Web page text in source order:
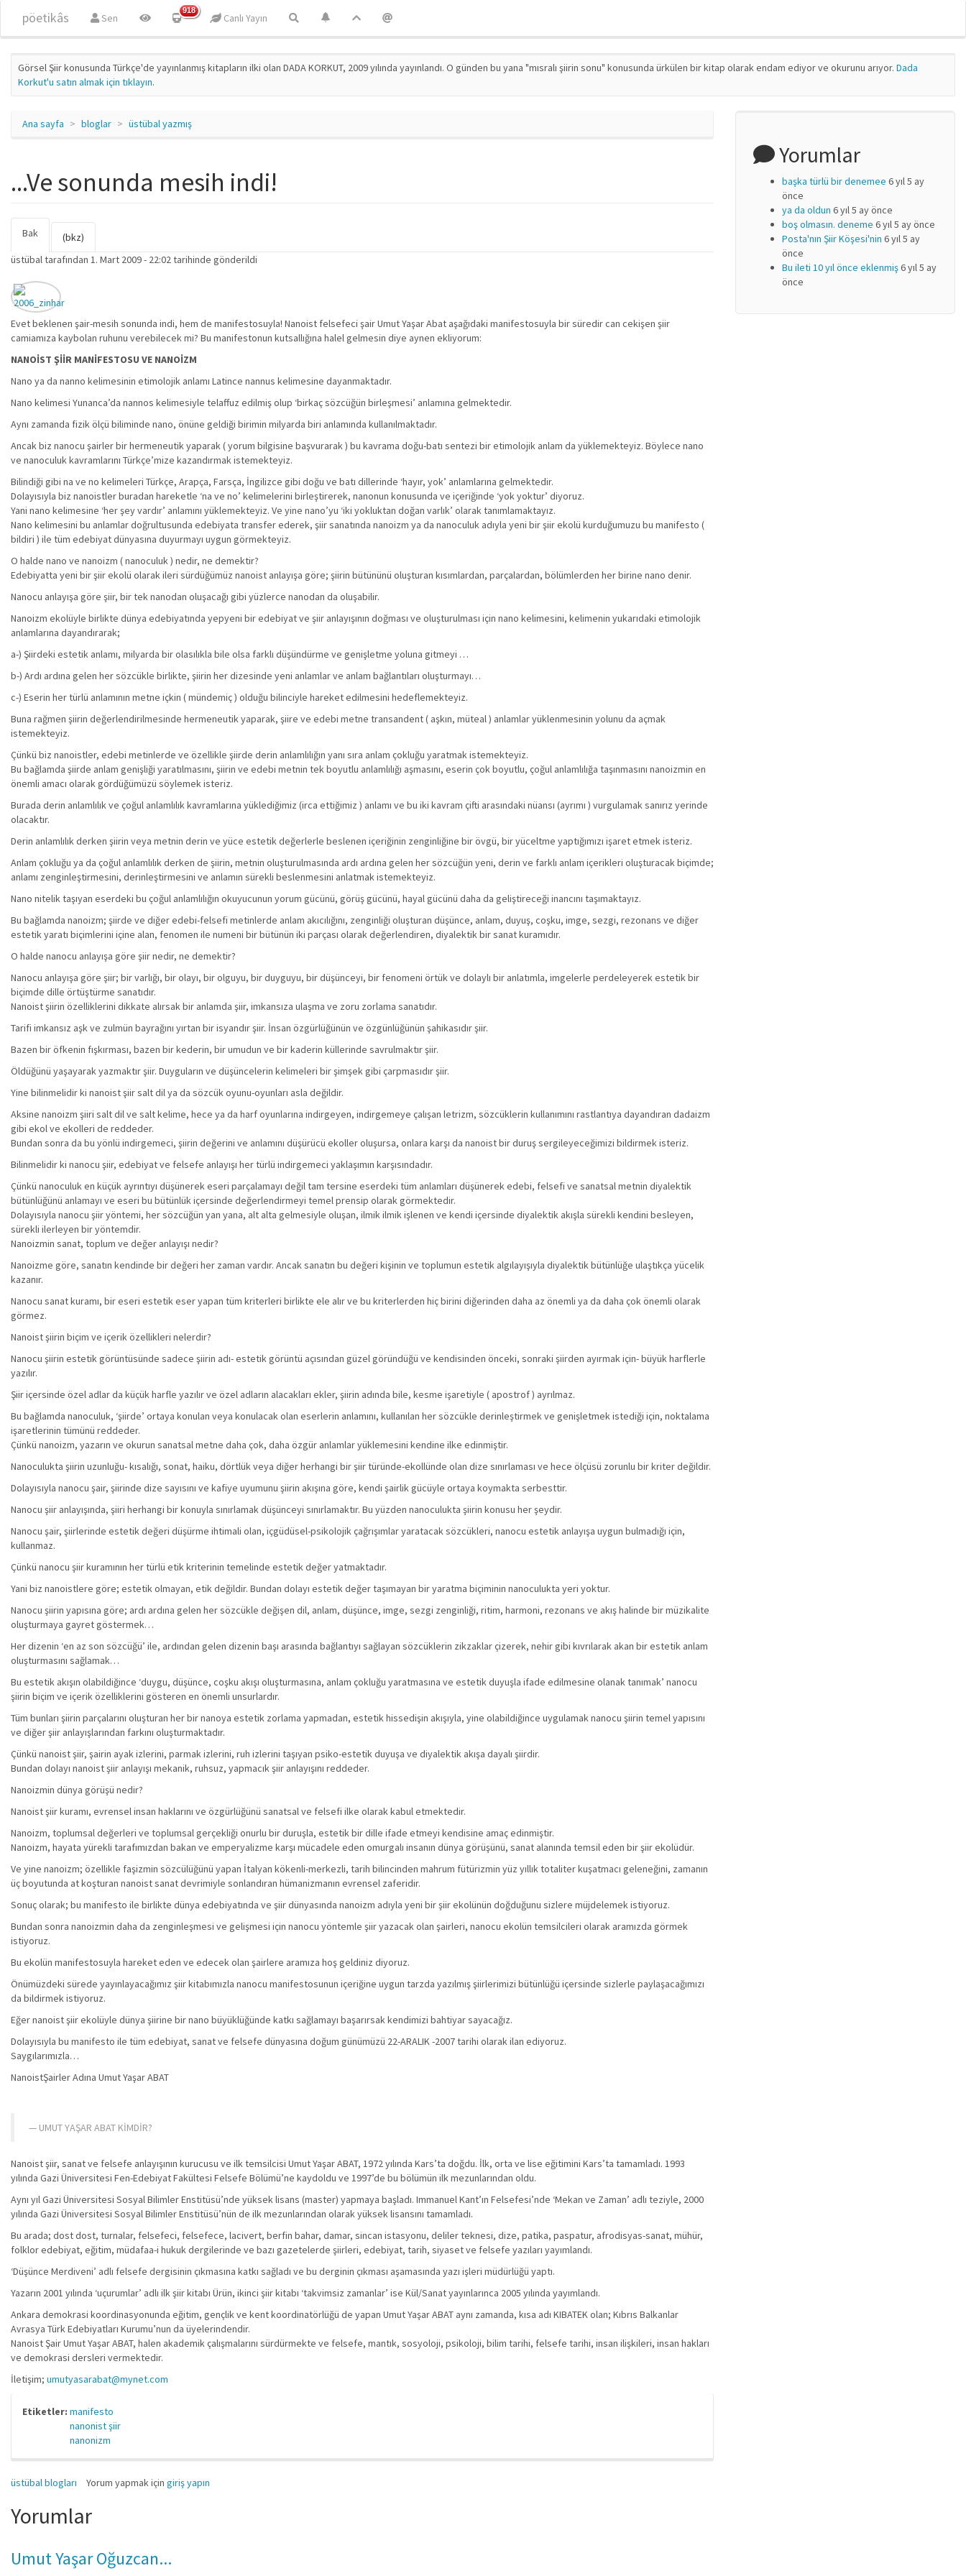
pöetikâs Sen
918
Canlı Yayın
Görsel Şiir konusunda Türkçe'de yayınlanmış kitapların ilki olan DADA KORKUT, 2009 yılında yayınlandı. O günden bu yana "mısralı şiirin sonu" konusunda ürkülen bir kitap olarak endam ediyor ve okurunu arıyor. Dada
Korkut'u satın almak için tıklayın.
Ana sayfa bloglar üstübal yazmış
...Ve sonunda mesih indi!
Birincil sekmeler
Bak
sekme)
(bkz)
üstübaltarafından 1. Mart 2009 - 22:02 tarihinde gönderildi
Evet beklenen şair-mesih sonunda indi, hem de manifestosuyla! Nanoist felsefeci şair Umut Yaşar Abat aşağıdaki manifestosuyla bir süredir can cekişen şiir
camiamıza kaybolan ruhunu verebilecek mi? Bu manifestonun kutsallığına halel gelmesin diye aynen ekliyorum:
NANOİST ŞİİR MANİFESTOSU VE NANOİZM
Nano ya da nanno kelimesinin etimolojik anlamı Latince nannus kelimesine dayanmaktadır.
Nano kelimesi Yunanca’da nannos kelimesiyle telaffuz edilmiş olup ‘birkaç sözcüğün birleşmesi’ anlamına gelmektedir.
Aynı zamanda fizik ölçü biliminde nano, önüne geldiği birimin milyarda biri anlamında kullanılmaktadır.
Ancak biz nanocu şairler bir hermeneutik yaparak ( yorum bilgisine başvurarak ) bu kavrama doğu-batı sentezi bir etimolojik anlam da yüklemekteyiz. Böylece nano
ve nanoculuk kavramlarını Türkçe’mize kazandırmak istemekteyiz.
Bilindiği gibi na ve no kelimeleri Türkçe, Arapça, Farsça, İngilizce gibi doğu ve batı dillerinde ‘hayır, yok’ anlamlarına gelmektedir.
Dolayısıyla biz nanoistler buradan hareketle ‘na ve no’ kelimelerini birleştirerek, nanonun konusunda ve içeriğinde ‘yok yoktur’ diyoruz.
Yani nano kelimesine ‘her şey vardır’ anlamını yüklemekteyiz. Ve yine nano’yu ‘iki yokluktan doğan varlık’ olarak tanımlamaktayız.
Nano kelimesini bu anlamlar doğrultusunda edebiyata transfer ederek, şiir sanatında nanoizm ya da nanoculuk adıyla yeni bir şiir ekolü kurduğumuzu bu manifesto (
bildiri ) ile tüm edebiyat dünyasına duyurmayı uygun görmekteyiz.
O halde nano ve nanoizm ( nanoculuk ) nedir, ne demektir?
Edebiyatta yeni bir şiir ekolü olarak ileri sürdüğümüz nanoist anlayışa göre; şiirin bütününü oluşturan kısımlardan, parçalardan, bölümlerden her birine nano denir.
Nanocu anlayışa göre şiir, bir tek nanodan oluşacağı gibi yüzlerce nanodan da oluşabilir.
Nanoizm ekolüyle birlikte dünya edebiyatında yepyeni bir edebiyat ve şiir anlayışının doğması ve oluşturulması için nano kelimesini, kelimenin yukarıdaki etimolojik
anlamlarına dayandırarak;
a-) Şiirdeki estetik anlamı, milyarda bir olasılıkla bile olsa farklı düşündürme ve genişletme yoluna gitmeyi …
b-) Ardı ardına gelen her sözcükle birlikte, şiirin her dizesinde yeni anlamlar ve anlam bağlantıları oluşturmayı…
c-) Eserin her türlü anlamının metne içkin ( mündemiç ) olduğu bilinciyle hareket edilmesini hedeflemekteyiz.
Buna rağmen şiirin değerlendirilmesinde hermeneutik yaparak, şiire ve edebi metne transandent ( aşkın, müteal ) anlamlar yüklenmesinin yolunu da açmak
istemekteyiz.
Çünkü biz nanoistler, edebi metinlerde ve özellikle şiirde derin anlamlılığın yanı sıra anlam çokluğu yaratmak istemekteyiz.
Bu bağlamda şiirde anlam genişliği yaratılmasını, şiirin ve edebi metnin tek boyutlu anlamlılığı aşmasını, eserin çok boyutlu, çoğul anlamlılığa taşınmasını nanoizmin en
önemli amacı olarak gördüğümüzü söylemek isteriz.
Burada derin anlamlılık ve çoğul anlamlılık kavramlarına yüklediğimiz (irca ettiğimiz ) anlamı ve bu iki kavram çifti arasındaki nüansı (ayrımı ) vurgulamak sanırız yerinde
olacaktır.
Derin anlamlılık derken şiirin veya metnin derin ve yüce estetik değerlerle beslenen içeriğinin zenginliğine bir övgü, bir yüceltme yaptığımızı işaret etmek isteriz.
Anlam çokluğu ya da çoğul anlamlılık derken de şiirin, metnin oluşturulmasında ardı ardına gelen her sözcüğün yeni, derin ve farklı anlam içerikleri oluşturacak biçimde;
anlamı zenginleştirmesini, derinleştirmesini ve anlamın sürekli beslenmesini anlatmak istemekteyiz.
Nano nitelik taşıyan eserdeki bu çoğul anlamlılığın okuyucunun yorum gücünü, görüş gücünü, hayal gücünü daha da geliştireceği inancını taşımaktayız.
Bu bağlamda nanoizm; şiirde ve diğer edebi-felsefi metinlerde anlam akıcılığını, zenginliği oluşturan düşünce, anlam, duyuş, coşku, imge, sezgi, rezonans ve diğer
estetik yaratı biçimlerini içine alan, fenomen ile numeni bir bütünün iki parçası olarak değerlendiren, diyalektik bir sanat kuramıdır.
O halde nanocu anlayışa göre şiir nedir, ne demektir?
Nanocu anlayışa göre şiir; bir varlığı, bir olayı, bir olguyu, bir duyguyu, bir düşünceyi, bir fenomeni örtük ve dolaylı bir anlatımla, imgelerle perdeleyerek estetik bir
biçimde dille örtüştürme sanatıdır.
Nanoist şiirin özelliklerini dikkate alırsak bir anlamda şiir, imkansıza ulaşma ve zoru zorlama sanatıdır.
Tarifi imkansız aşk ve zulmün bayrağını yırtan bir isyandır şiir. İnsan özgürlüğünün ve özgünlüğünün şahikasıdır şiir.
Bazen bir öfkenin fışkırması, bazen bir kederin, bir umudun ve bir kaderin küllerinde savrulmaktır şiir.
Öldüğünü yaşayarak yazmaktır şiir. Duyguların ve düşüncelerin kelimeleri bir şimşek gibi çarpmasıdır şiir.
Yine bilinmelidir ki nanoist şiir salt dil ya da sözcük oyunu-oyunları asla değildir.
Aksine nanoizm şiiri salt dil ve salt kelime, hece ya da harf oyunlarına indirgeyen, indirgemeye çalışan letrizm, sözcüklerin kullanımını rastlantıya dayandıran dadaizm
gibi ekol ve ekolleri de reddeder.
Bundan sonra da bu yönlü indirgemeci, şiirin değerini ve anlamını düşürücü ekoller oluşursa, onlara karşı da nanoist bir duruş sergileyeceğimizi bildirmek isteriz.
Bilinmelidir ki nanocu şiir, edebiyat ve felsefe anlayışı her türlü indirgemeci yaklaşımın karşısındadır.
Çünkü nanoculuk en küçük ayrıntıyı düşünerek eseri parçalamayı değil tam tersine eserdeki tüm anlamları düşünerek edebi, felsefi ve sanatsal metnin diyalektik
bütünlüğünü anlamayı ve eseri bu bütünlük içersinde değerlendirmeyi temel prensip olarak görmektedir.
Dolayısıyla nanocu şiir yöntemi, her sözcüğün yan yana, alt alta gelmesiyle oluşan, ilmik ilmik işlenen ve kendi içersinde diyalektik akışla sürekli kendini besleyen,
sürekli ilerleyen bir yöntemdir.
Nanoizmin sanat, toplum ve değer anlayışı nedir?
Nanoizme göre, sanatın kendinde bir değeri her zaman vardır. Ancak sanatın bu değeri kişinin ve toplumun estetik algılayışıyla diyalektik bütünlüğe ulaştıkça yücelik
kazanır.
Nanocu sanat kuramı, bir eseri estetik eser yapan tüm kriterleri birlikte ele alır ve bu kriterlerden hiç birini diğerinden daha az önemli ya da daha çok önemli olarak
görmez.
Nanoist şiirin biçim ve içerik özellikleri nelerdir?
Nanocu şiirin estetik görüntüsünde sadece şiirin adı- estetik görüntü açısından güzel göründüğü ve kendisinden önceki, sonraki şiirden ayırmak için- büyük harflerle
yazılır.
Şiir içersinde özel adlar da küçük harfle yazılır ve özel adların alacakları ekler, şiirin adında bile, kesme işaretiyle ( apostrof ) ayrılmaz.
Bu bağlamda nanoculuk, ‘şiirde’ ortaya konulan veya konulacak olan eserlerin anlamını, kullanılan her sözcükle derinleştirmek ve genişletmek istediği için, noktalama
işaretlerinin tümünü reddeder.
Çünkü nanoizm, yazarın ve okurun sanatsal metne daha çok, daha özgür anlamlar yüklemesini kendine ilke edinmiştir.
Nanoculukta şiirin uzunluğu- kısalığı, sonat, haiku, dörtlük veya diğer herhangi bir şiir türünde-ekollünde olan dize sınırlaması ve hece ölçüsü zorunlu bir kriter değildir.
Dolayısıyla nanocu şair, şiirinde dize sayısını ve kafiye uyumunu şiirin akışına göre, kendi şairlik gücüyle ortaya koymakta serbesttir.
Nanocu şiir anlayışında, şiiri herhangi bir konuyla sınırlamak düşünceyi sınırlamaktır. Bu yüzden nanoculukta şiirin konusu her şeydir.
Nanocu şair, şiirlerinde estetik değeri düşürme ihtimali olan, içgüdüsel-psikolojik çağrışımlar yaratacak sözcükleri, nanocu estetik anlayışa uygun bulmadığı için,
kullanmaz.
Çünkü nanocu şiir kuramının her türlü etik kriterinin temelinde estetik değer yatmaktadır.
Yani biz nanoistlere göre; estetik olmayan, etik değildir. Bundan dolayı estetik değer taşımayan bir yaratma biçiminin nanoculukta yeri yoktur.
Nanocu şiirin yapısına göre; ardı ardına gelen her sözcükle değişen dil, anlam, düşünce, imge, sezgi zenginliği, ritim, harmoni, rezonans ve akış halinde bir müzikalite
oluşturmaya gayret göstermek…
Her dizenin ‘en az son sözcüğü’ ile, ardından gelen dizenin başı arasında bağlantıyı sağlayan sözcüklerin zikzaklar çizerek, nehir gibi kıvrılarak akan bir estetik anlam
oluşturmasını sağlamak…
Bu estetik akışın olabildiğince ‘duygu, düşünce, coşku akışı oluşturmasına, anlam çokluğu yaratmasına ve estetik duyuşla ifade edilmesine olanak tanımak’ nanocu
şiirin biçim ve içerik özelliklerini gösteren en önemli unsurlardır.
Tüm bunları şiirin parçalarını oluşturan her bir nanoya estetik zorlama yapmadan, estetik hissedişin akışıyla, yine olabildiğince uygulamak nanocu şiirin temel yapısını
ve diğer şiir anlayışlarından farkını oluşturmaktadır.
Çünkü nanoist şiir, şairin ayak izlerini, parmak izlerini, ruh izlerini taşıyan psiko-estetik duyuşa ve diyalektik akışa dayalı şiirdir.
Bundan dolayı nanoist şiir anlayışı mekanik, ruhsuz, yapmacık şiir anlayışını reddeder.
Nanoizmin dünya görüşü nedir?
Nanoist şiir kuramı, evrensel insan haklarını ve özgürlüğünü sanatsal ve felsefi ilke olarak kabul etmektedir.
Nanoizm, toplumsal değerleri ve toplumsal gerçekliği onurlu bir duruşla, estetik bir dille ifade etmeyi kendisine amaç edinmiştir.
Nanoizm, hayata yürekli tarafımızdan bakan ve emperyalizme karşı mücadele eden omurgalı insanın dünya görüşünü, sanat alanında temsil eden bir şiir ekolüdür.
Ve yine nanoizm; özellikle faşizmin sözcülüğünü yapan İtalyan kökenli-merkezli, tarih bilincinden mahrum fütürizmin yüz yıllık totaliter kuşatmacı geleneğini, zamanın
üç boyutunda at koşturan nanoist sanat devrimiyle sonlandıran hümanizmanın evrensel zaferidir.
Sonuç olarak; bu manifesto ile birlikte dünya edebiyatında ve şiir dünyasında nanoizm adıyla yeni bir şiir ekolünün doğduğunu sizlere müjdelemek istiyoruz.
Bundan sonra nanoizmin daha da zenginleşmesi ve gelişmesi için nanocu yöntemle şiir yazacak olan şairleri, nanocu ekolün temsilcileri olarak aramızda görmek
istiyoruz.
Bu ekolün manifestosuyla hareket eden ve edecek olan şairlere aramıza hoş geldiniz diyoruz.
Önümüzdeki sürede yayınlayacağımız şiir kitabımızla nanocu manifestosunun içeriğine uygun tarzda yazılmış şiirlerimizi bütünlüğü içersinde sizlerle paylaşacağımızı
da bildirmek istiyoruz.
Eğer nanoist şiir ekolüyle dünya şiirine bir nano büyüklüğünde katkı sağlamayı başarırsak kendimizi bahtiyar sayacağız.
Dolayısıyla bu manifesto ile tüm edebiyat, sanat ve felsefe dünyasına doğum günümüzü 22-ARALIK -2007 tarihi olarak ilan ediyoruz.
Saygılarımızla…
NanoistŞairler Adına Umut Yaşar ABAT
UMUT YAŞAR ABAT KİMDİR?
Nanoist şiir, sanat ve felsefe anlayışının kurucusu ve ilk temsilcisi Umut Yaşar ABAT, 1972 yılında Kars’ta doğdu. İlk, orta ve lise eğitimini Kars’ta tamamladı. 1993
yılında Gazi Üniversitesi Fen-Edebiyat Fakültesi Felsefe Bölümü’ne kaydoldu ve 1997’de bu bölümün ilk mezunlarından oldu.
Aynı yıl Gazi Üniversitesi Sosyal Bilimler Enstitüsü’nde yüksek lisans (master) yapmaya başladı. Immanuel Kant’ın Felsefesi’nde ‘Mekan ve Zaman’ adlı teziyle, 2000
yılında Gazi Üniversitesi Sosyal Bilimler Enstitüsü’nün de ilk mezunlarından olarak yüksek lisansını tamamladı.
Bu arada; dost dost, turnalar, felsefeci, felsefece, lacivert, berfin bahar, damar, sincan istasyonu, deliler teknesi, dize, patika, paspatur, afrodisyas-sanat, mühür,
folklor edebiyat, eğitim, müdafaa-i hukuk dergilerinde ve bazı gazetelerde şiirleri, edebiyat, tarih, siyaset ve felsefe yazıları yayımlandı.
‘Düşünce Merdiveni’ adlı felsefe dergisinin çıkmasına katkı sağladı ve bu derginin çıkması aşamasında yazı işleri müdürlüğü yaptı.
Yazarın 2001 yılında ‘uçurumlar’ adlı ilk şiir kitabı Ürün, ikinci şiir kitabı ‘takvimsiz zamanlar’ ise Kül/Sanat yayınlarınca 2005 yılında yayımlandı.
Ankara demokrasi koordinasyonunda eğitim, gençlik ve kent koordinatörlüğü de yapan Umut Yaşar ABAT aynı zamanda, kısa adı KIBATEK olan; Kıbrıs Balkanlar
Avrasya Türk Edebiyatları Kurumu’nun da üyelerindendir.
Nanoist Şair Umut Yaşar ABAT, halen akademik çalışmalarını sürdürmekte ve felsefe, mantık, sosyoloji, psikoloji, bilim tarihi, felsefe tarihi, insan ilişkileri, insan hakları
ve demokrasi dersleri vermektedir.
İletişim; umutyasarabat@mynet.com
Etiketler: manifesto
nanonist şiir
nanonizm
üstübal blogları Yorum yapmak için giriş yapın
Yorumlar
Umut Yaşar Oğuzcan...
Yorumlar
başka türlü bir denemee 6 yıl 5 ay
önce
ya da oldun 6 yıl 5 ay önce
boş olmasın. deneme 6 yıl 5 ay önce
Posta'nın Şiir Köşesi'nin 6 yıl 5 ay
önce
Bu ileti 10 yıl önce eklenmiş6 yıl 5 ay
önce